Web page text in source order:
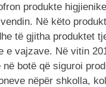
produkte
Në këto
të gjitha produktet
e vajzave. Në vitin
në botë që siguroi
nëpër shkolla,